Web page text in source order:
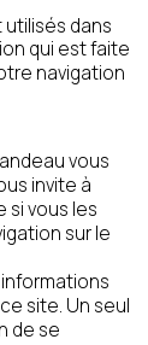
utilisés dans
qui est faite
navigation
vous
invite à
si vous les
sur le
site. Un seul
de se